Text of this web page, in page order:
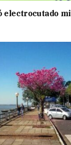
electrocutado